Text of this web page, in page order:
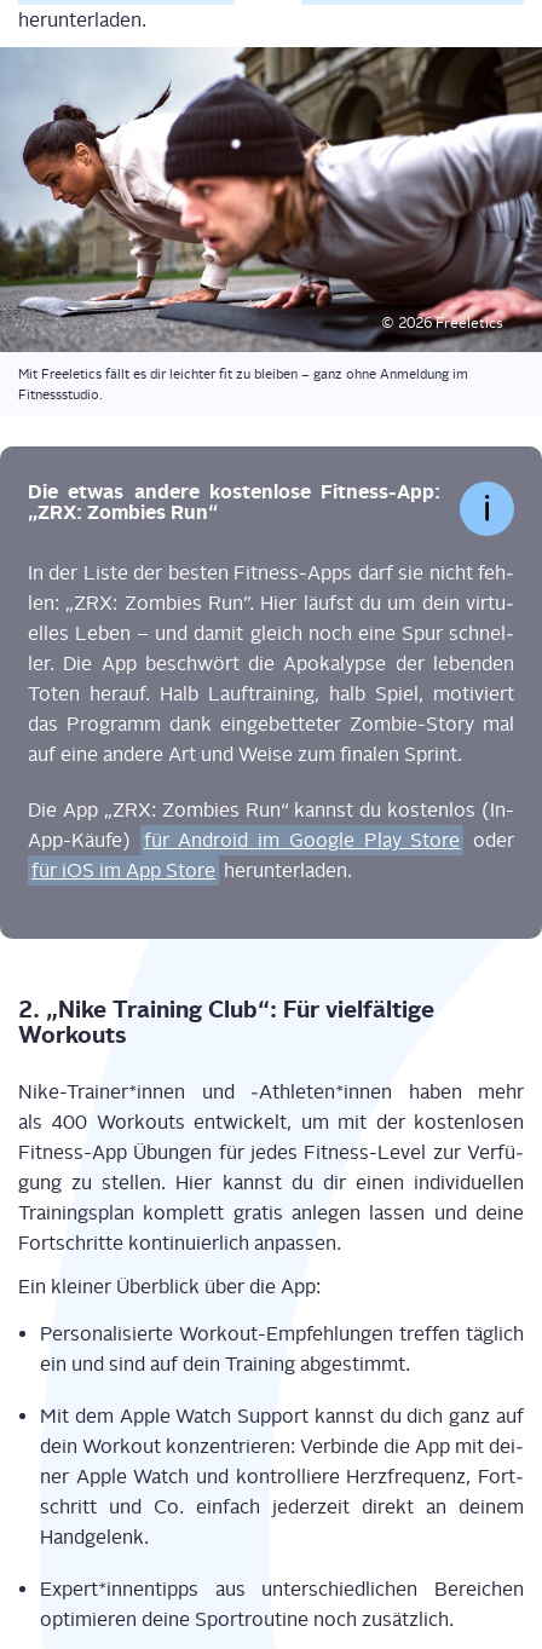
herunterladen.
© 2026 Freeletics
Mit Free­le­tics fällt es dir leich­ter fit zu blei­ben – ganz ohne Anmel­dung im
Fitnessstudio.
Die etwas ande­re kos­ten­lo­se Fit­ness-App:
„ZRX: Zom­bies Run“
In der Lis­te der bes­ten Fit­ness-Apps darf sie nicht feh­
len: „ZRX: Zom­bies Run”. Hier läufst du um dein vir­tu­
el­les Leben – und damit gleich noch eine Spur schnel­
ler. Die App beschwört die Apo­ka­lyp­se der leben­den
Toten her­auf. Halb Lauf­trai­ning, halb Spiel, moti­viert
das Pro­gramm dank ein­ge­bet­te­ter Zom­bie-Sto­ry mal
auf eine ande­re Art und Wei­se zum fina­len Sprint.
Die App „ZRX: Zom­bies Run“ kannst du kos­ten­los (In-
App-Käu­fe)
für Android im Goog­le Play Store
oder
für iOS im App Store herunterladen.
2. „Nike Trai­ning Club“: Für viel­fäl­ti­ge
Workouts
Nike-Trai­ner*innen und ‑Ath­le­ten*innen haben mehr
als 400 Work­outs ent­wi­ckelt, um mit der kos­ten­lo­sen
Fit­ness-App Übun­gen für jedes Fit­ness-Level zur Ver­fü­
gung zu stel­len. Hier kannst du dir einen indi­vi­du­el­len
Trai­nings­plan kom­plett gra­tis anle­gen las­sen und dei­ne
Fort­schrit­te kon­ti­nu­ier­lich anpassen.
Ein klei­ner Über­blick über die App:
Per­so­na­li­sier­te Work­out-Emp­feh­lun­gen tref­fen täg­lich
ein und sind auf dein Trai­ning abgestimmt.
Mit dem Apple Watch Sup­port kannst du dich ganz auf
dein Work­out kon­zen­trie­ren: Ver­bin­de die App mit dei­
ner Apple Watch und kon­trol­lie­re Herz­fre­quenz, Fort­
schritt und Co. ein­fach jeder­zeit direkt an dei­nem
Handgelenk.
Expert*innentipps aus unter­schied­li­chen Berei­chen
opti­mie­ren dei­ne Sport­rou­ti­ne noch zusätzlich.